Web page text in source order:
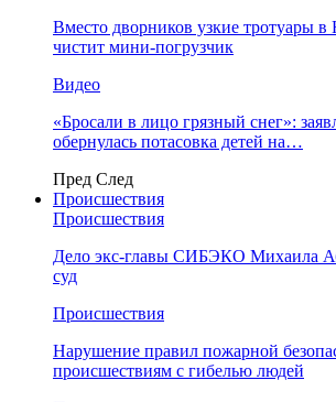
Вместо дворников узкие тротуары в
чистит мини-погрузчик
Видео
«Бросали в лицо грязный снег»:
обернулась потасовка детей на…
Пред След
Происшествия
Происшествия
Дело экс-главы СИБЭКО Михаила
суд
Происшествия
Нарушение правил пожарной
происшествиям с гибелью людей